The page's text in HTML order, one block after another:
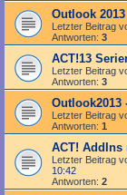
Outlook
Letzter Beitrag
Antworten: 3
ACT!13
Letzter Beitrag
Antworten: 3
Outlook2013
Letzter Beitrag
Antworten: 1
ACT!
Letzter Beitrag
10:42
Antworten: 2